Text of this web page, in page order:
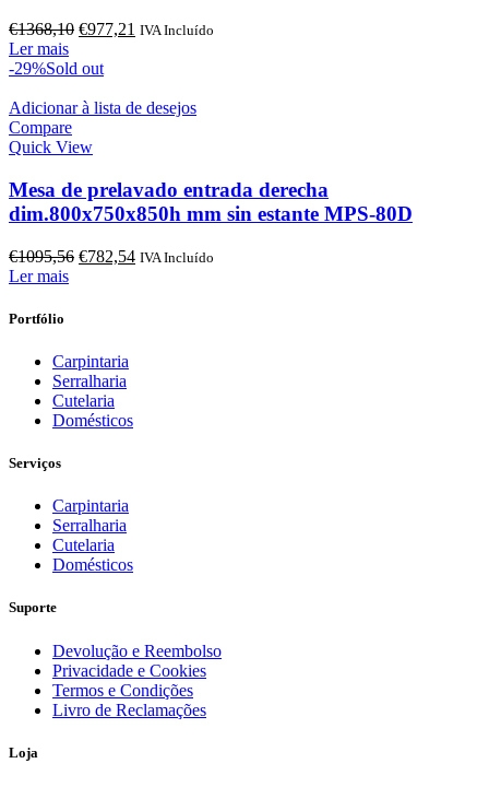
€1368,10 O
original
€1368,10.
€977,21 O
€977,21.
IVA Incluído
Ler mais
-29%Sold out
Adicionar à lista de desejos
Compare
Quick View
Mesa de prelavado entrada derecha
dim.800x750x850h mm sin estante MPS-80D
€1095,56 O
€782,54OIVA Incluído
Ler mais
Portfólio
Carpintaria
Serralharia
Cutelaria
Domésticos
Serviços
Carpintaria
Serralharia
Cutelaria
Domésticos
Suporte
Devolução e Reembolso
Privacidade e Cookies
Termos e Condições
Livro de Reclamações
Loja